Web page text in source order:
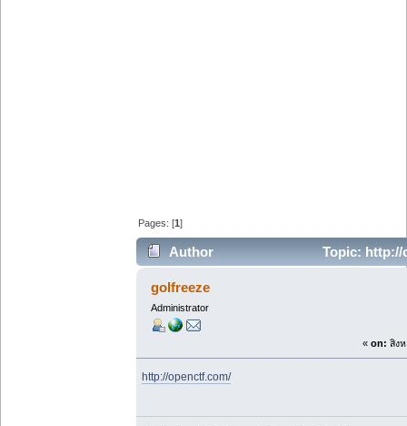
Pages: [1]
Author Topic: http://
golfreeze
Administrator
« on: สิง
http://openctf.com/